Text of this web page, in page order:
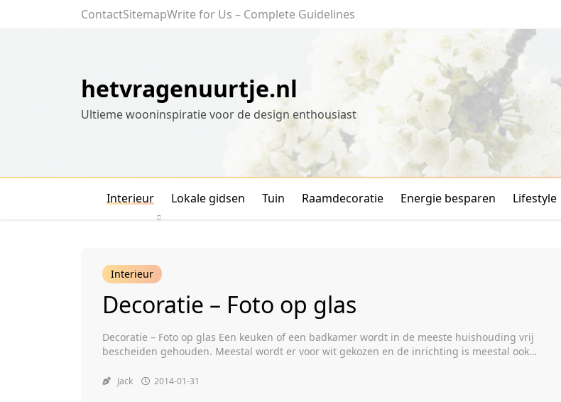
ContactSitemapWrite for Us – Complete Guidelines
hetvragenuurtje.nl
Ultieme wooninspiratie voor de design enthousiast
Interieur Lokale gidsen Tuin Raamdecoratie Energie besparen Lifestyle
Interieur
Decoratie – Foto op glas
Decoratie – Foto op glas Een keuken of een badkamer wordt in de meeste huishouding vrij
bescheiden gehouden. Meestal wordt er voor wit gekozen en de inrichting is meestal ook
hebben wij de oplossing: een foto op glas. Wat moet […]
Jack 2014-01-31